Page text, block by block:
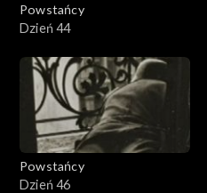
Powstańcy
Dzień 44
Powstańcy
Dzień 46